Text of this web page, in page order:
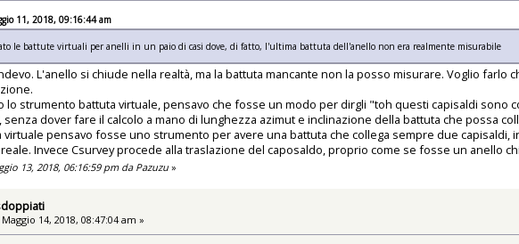
11, 2018, 09:16:44 am
le battute virtuali per anelli in un paio di casi dove, di fatto, l'ultima battuta dell'anello non era realmente misurabile
L'anello si chiude nella realtà, ma la battuta mancante non la posso misurare. Voglio
lo strumento battuta virtuale, pensavo che fosse un modo per dirgli "toh questi capisaldi sono
dover fare il calcolo a mano di lunghezza azimut e inclinazione della battuta che possa
virtuale pensavo fosse uno strumento per avere una battuta che collega sempre due
Invece Csurvey procede alla traslazione del caposaldo, proprio come se fosse un anello
13, 2018, 06:16:59 pm da Pazuzu»
Maggio 14, 2018, 08:47:04 am »